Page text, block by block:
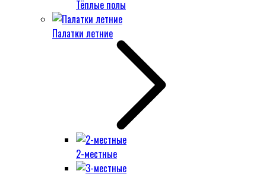
Тёплые полы
Палатки летние
2-местные